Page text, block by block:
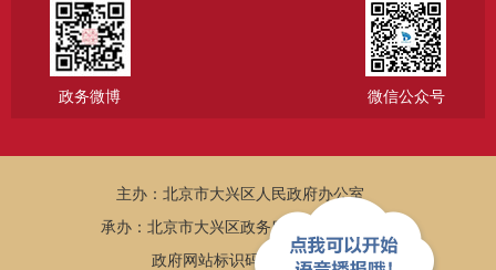
政务微博 微信公众号
主办：北京市大兴区人民政府办公室
承办：北京市大兴区政务服务和数据管理局
政府网站标识码：1101150005